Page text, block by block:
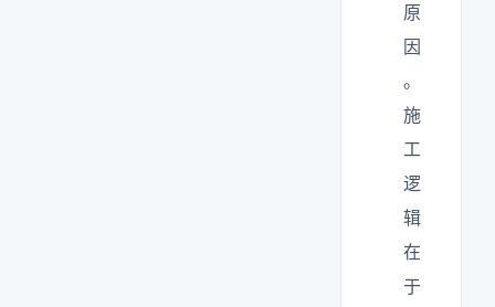
原
因
。
施
工
逻
辑
在
于